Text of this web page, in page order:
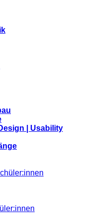
| Usability